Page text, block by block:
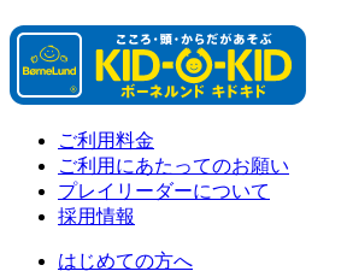
ご利用料金
ご利用にあたってのお願い
プレイリーダーについて
採用情報
はじめての方へ